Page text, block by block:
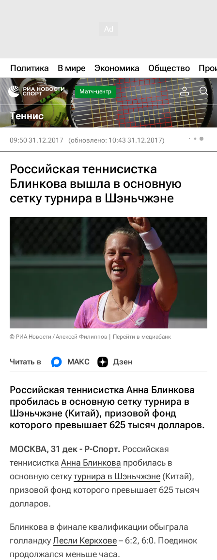
Политика В мире Экономика Общество
Матч-центр
Теннис
09:50 31.12.2017 (обновлено: 10:43 31.12.2017)
Российская теннисистка
Блинкова вышла в основную
сетку турнира в Шэньчжэне
© РИА Новости / Алексей Филиппов Перейти в медиабанк
Читать в МАКС Дзен
Российская теннисистка Анна Блинкова
пробилась в основную сетку турнира в
Шэньчжэне (Китай), призовой фонд
которого превышает 625 тысяч долларов.
МОСКВА, 31 дек - Р-Спорт. Российская
теннисистка Анна Блинкова пробилась в
основную сеткутурнира в Шэньчжэне (Китай),
призовой фонд которого превышает 625 тысяч
долларов.
Блинкова в финале квалификации обыграла
голландкуЛесли Керкхове– 6:2, 6:0. Поединок
продолжался меньше часа.